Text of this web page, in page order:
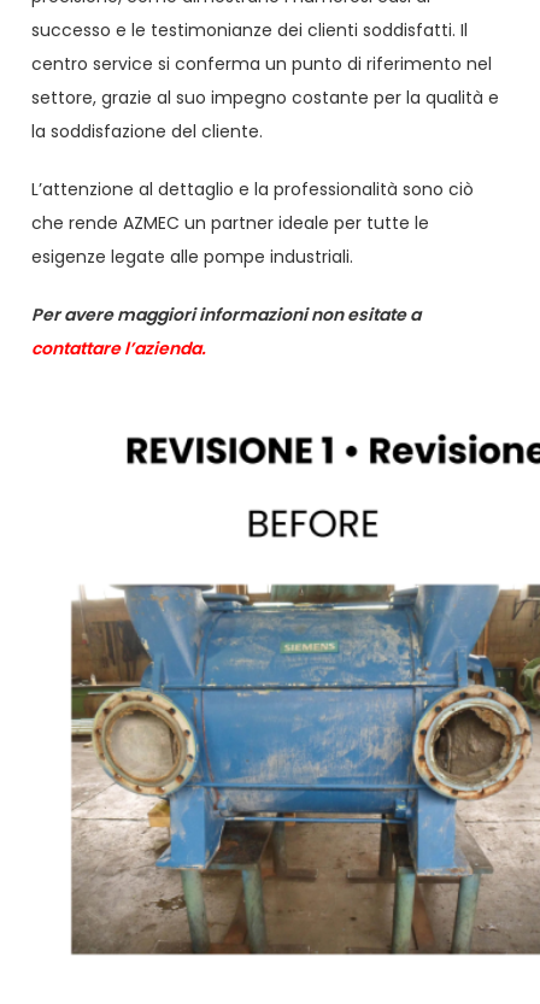
successo e le testimonianze dei clienti soddisfatti. Il
centro service si conferma un punto di riferimento nel
settore, grazie al suo impegno costante per la qualità e
la soddisfazione del cliente.
L’attenzione al dettaglio e la professionalità sono ciò
che rende AZMEC un partner ideale per tutte le
esigenze legate alle pompe industriali.
Per avere maggiori informazioni non esitate a
contattare l’azienda.